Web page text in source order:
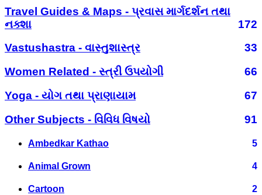
Travel Guides & Maps - પ્રવાસ માર્ગદર્શન તથા
નક્શા
172
Vastushastra - વાસ્તુશાસ્ત્ર
33
Women Related - સ્ત્રી ઉપયોગી
66
Yoga - યોગ તથા પ્રાણાયામ
67
Other Subjects - વિવિધ વિષયો
91
Ambedkar Kathao 5
Animal Grown 4
Cartoon 2